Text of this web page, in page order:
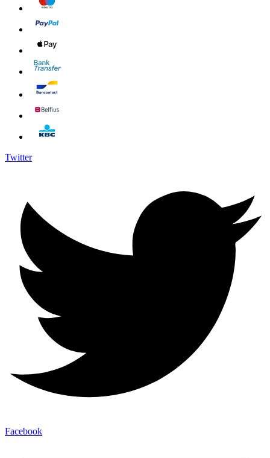
Twitter
Facebook